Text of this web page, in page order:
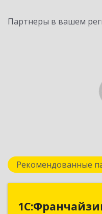
Партнеры в вашем
Рекомендованные